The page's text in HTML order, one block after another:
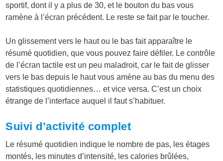
sportif, dont il y a plus de 30, et le bouton du bas vous
ramène à l’écran précédent. Le reste se fait par le toucher.
Un glissement vers le haut ou le bas fait apparaître le
résumé quotidien, que vous pouvez faire défiler. Le contrôle
de l’écran tactile est un peu maladroit, car le fait de glisser
vers le bas depuis le haut vous amène au bas du menu des
statistiques quotidiennes… et vice versa. C’est un choix
étrange de l’interface auquel il faut s’habituer.
Suivi d’activité complet
Le résumé quotidien indique le nombre de pas, les étages
montés, les minutes d’intensité, les calories brûlées,